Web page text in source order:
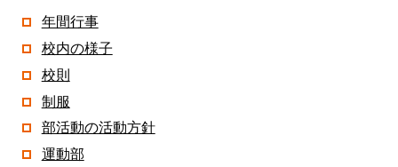
年間行事
校内の様子
校則
制服
部活動の活動方針
運動部